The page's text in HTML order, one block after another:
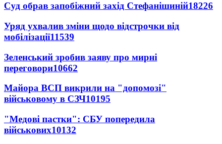
Суд обрав запобіжний захід Стефанішиній18226
Уряд ухвалив зміни щодо відстрочки від
мобілізації11539
Зеленський зробив заяву про мирні
переговори10662
Майора ВСП викрили на "допомозі"
військовому в СЗЧ10195
"Медові пастки": СБУ попередила
військових10132